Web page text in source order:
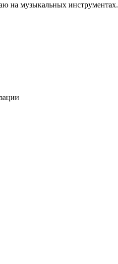
на музыкальных инструментах.